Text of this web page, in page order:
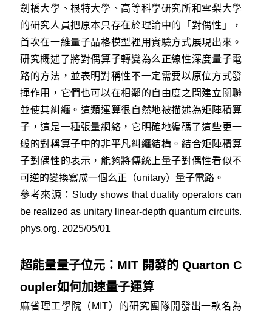
劍橋大學、根特大學、高等科學研究所和雪梨大學
的研究人員把原本只存在於理論中的「對偶性」，
首次在一維量子晶格模型裡用實驗方式展現出來。
研究概述了將對偶算子轉變為么正線性深度量子電
路的方法，並表明對稱性不一定需要以原位方式發
揮作用，它們也可以在相鄰的自由度之間建立關聯
並使其糾纏。這類運算很自然地被描述為矩陣積算
子，這是一種張量網絡，它明確地編碼了這些更一
般的對稱算子中的非平凡糾纏結構。結合矩陣積算
子對偶性的表示，能夠將傳統上量子對偶性看似不
可逆的變換寫成一個么正（unitary）量子電路。
參考來源： Study shows that duality operators can
be realized as unitary linear-depth quantum circuits.
phys.org. 2025/05/01
超能量量子位元：MIT 開發的 Quarton C
oupler如何加速量子運算
麻省理工學院（MIT）的研究團隊開發出一款名為